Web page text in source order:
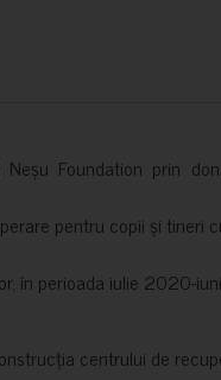
Foundation prin
pentru copii și tineri
în perioada iulie 2020-
centrului de